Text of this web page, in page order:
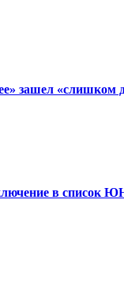
зашел «слишком
в список